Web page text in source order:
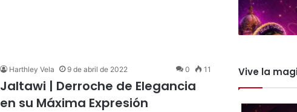
Harthley Vela 9 de abril de 2022 0 11
Jaltawi | Derroche de Elegancia
en su Máxima Expresión
Vive la